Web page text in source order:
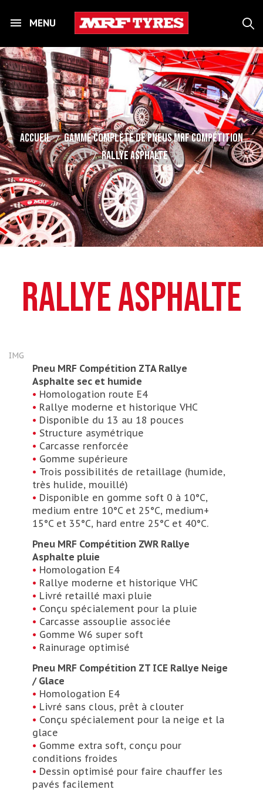
MENU
Accueil
Gamme complète de pneus MRF Compétition
Rallye Asphalte
Rallye Asphalte
IMG
Pneu MRF Compétition ZTA Rallye
Asphalte sec et humide
• Homologation route E4
• Rallye moderne et historique VHC
• Disponible du 13 au 18 pouces
• Structure asymétrique
• Carcasse renforcée
• Gomme supérieure
• Trois possibilités de retaillage (humide,
très hulide, mouillé)
• Disponible en gomme soft 0 à 10°C,
medium entre 10°C et 25°C, medium+
15°C et 35°C, hard entre 25°C et 40°C.
Pneu MRF Compétition ZWR Rallye
Asphalte pluie
• Homologation E4
• Rallye moderne et historique VHC
• Livré retaillé maxi pluie
• Conçu spécialement pour la pluie
• Carcasse assouplie associée
• Gomme W6 super soft
• Rainurage optimisé
Pneu MRF Compétition ZT ICE Rallye Neige
/ Glace
• Homologation E4
• Livré sans clous, prêt à clouter
• Conçu spécialement pour la neige et la
glace
• Gomme extra soft, conçu pour
conditions froides
• Dessin optimisé pour faire chauffer les
pavés facilement